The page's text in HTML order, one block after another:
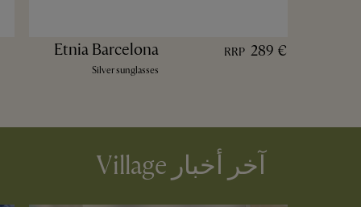
Etnia Barcelona
Silver sunglasses
RRP 289 €
آخر أخبار Village